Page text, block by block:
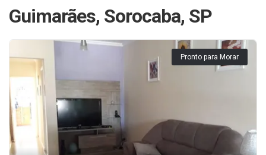
Guimarães, Sorocaba, SP
Pronto para Morar